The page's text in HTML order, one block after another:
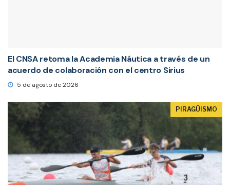
El CNSA retoma la Academia Náutica a través de un
acuerdo de colaboración con el centro Sirius
5 de agosto de 2026
PIRAGÜISMO